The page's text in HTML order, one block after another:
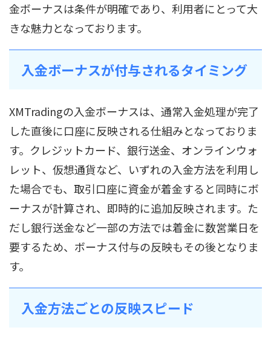
金ボーナスは条件が明確であり、利用者にとって大
きな魅力となっております。
入金ボーナスが付与されるタイミング
XMTradingの入金ボーナスは、通常入金処理が完了
した直後に口座に反映される仕組みとなっておりま
す。クレジットカード、銀行送金、オンラインウォ
レット、仮想通貨など、いずれの入金方法を利用し
た場合でも、取引口座に資金が着金すると同時にボ
ーナスが計算され、即時的に追加反映されます。た
だし銀行送金など一部の方法では着金に数営業日を
要するため、ボーナス付与の反映もその後となりま
す。
入金方法ごとの反映スピード